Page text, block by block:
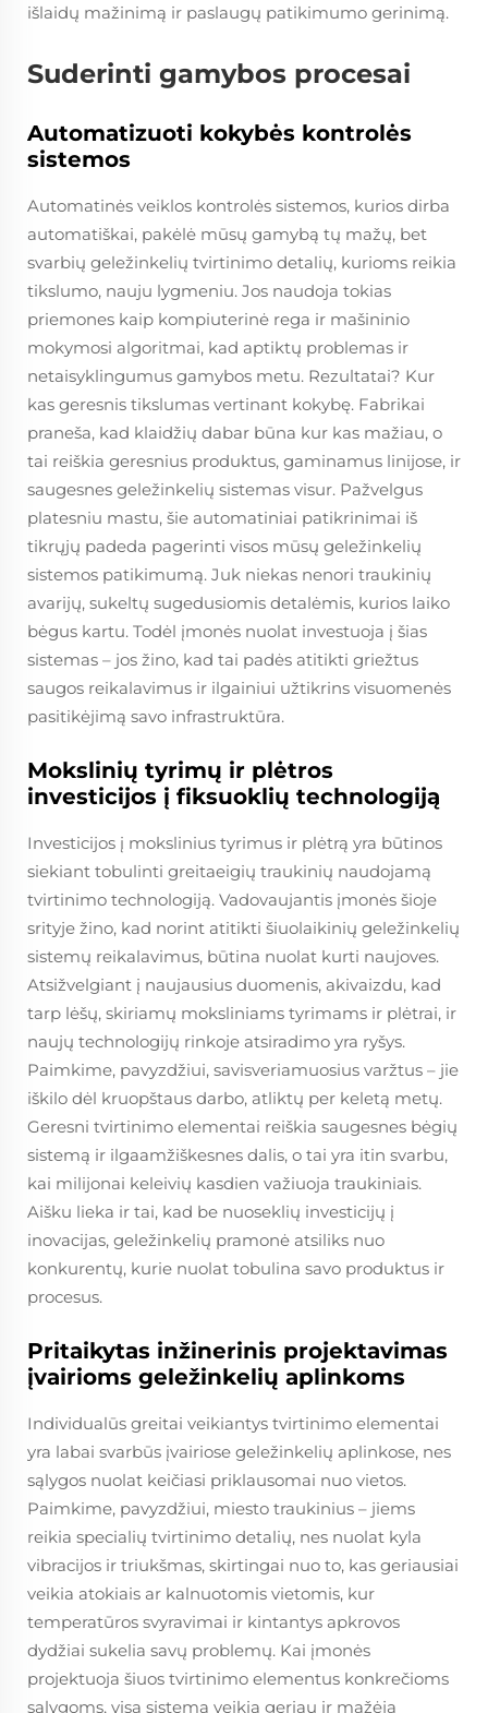
išlaidų mažinimą ir paslaugų patikimumo gerinimą.
Suderinti gamybos procesai
Automatizuoti kokybės kontrolės
sistemos
Automatinės veiklos kontrolės sistemos, kurios dirba
automatiškai, pakėlė mūsų gamybą tų mažų, bet
svarbių geležinkelių tvirtinimo detalių, kurioms reikia
tikslumo, nauju lygmeniu. Jos naudoja tokias
priemones kaip kompiuterinė rega ir mašininio
mokymosi algoritmai, kad aptiktų problemas ir
netaisyklingumus gamybos metu. Rezultatai? Kur
kas geresnis tikslumas vertinant kokybę. Fabrikai
praneša, kad klaidžių dabar būna kur kas mažiau, o
tai reiškia geresnius produktus, gaminamus linijose, ir
saugesnes geležinkelių sistemas visur. Pažvelgus
platesniu mastu, šie automatiniai patikrinimai iš
tikrųjų padeda pagerinti visos mūsų geležinkelių
sistemos patikimumą. Juk niekas nenori traukinių
avarijų, sukeltų sugedusiomis detalėmis, kurios laiko
bėgus kartu. Todėl įmonės nuolat investuoja į šias
sistemas – jos žino, kad tai padės atitikti griežtus
saugos reikalavimus ir ilgainiui užtikrins visuomenės
pasitikėjimą savo infrastruktūra.
Mokslinių tyrimų ir plėtros
investicijos į fiksuoklių technologiją
Investicijos į mokslinius tyrimus ir plėtrą yra būtinos
siekiant tobulinti greitaeigių traukinių naudojamą
tvirtinimo technologiją. Vadovaujantis įmonės šioje
srityje žino, kad norint atitikti šiuolaikinių geležinkelių
sistemų reikalavimus, būtina nuolat kurti naujoves.
Atsižvelgiant į naujausius duomenis, akivaizdu, kad
tarp lėšų, skiriamų moksliniams tyrimams ir plėtrai, ir
naujų technologijų rinkoje atsiradimo yra ryšys.
Paimkime, pavyzdžiui, savisveriamuosius varžtus – jie
iškilo dėl kruopštaus darbo, atliktų per keletą metų.
Geresni tvirtinimo elementai reiškia saugesnes bėgių
sistemą ir ilgaamžiškesnes dalis, o tai yra itin svarbu,
kai milijonai keleivių kasdien važiuoja traukiniais.
Aišku lieka ir tai, kad be nuoseklių investicijų į
inovacijas, geležinkelių pramonė atsiliks nuo
konkurentų, kurie nuolat tobulina savo produktus ir
procesus.
Pritaikytas inžinerinis projektavimas
įvairioms geležinkelių aplinkoms
Individualūs greitai veikiantys tvirtinimo elementai
yra labai svarbūs įvairiose geležinkelių aplinkose, nes
sąlygos nuolat keičiasi priklausomai nuo vietos.
Paimkime, pavyzdžiui, miesto traukinius – jiems
reikia specialių tvirtinimo detalių, nes nuolat kyla
vibracijos ir triukšmas, skirtingai nuo to, kas geriausiai
veikia atokiais ar kalnuotomis vietomis, kur
temperatūros svyravimai ir kintantys apkrovos
dydžiai sukelia savų problemų. Kai įmonės
projektuoja šiuos tvirtinimo elementus konkrečioms
sąlygoms, visa sistema veikia geriau ir mažėja